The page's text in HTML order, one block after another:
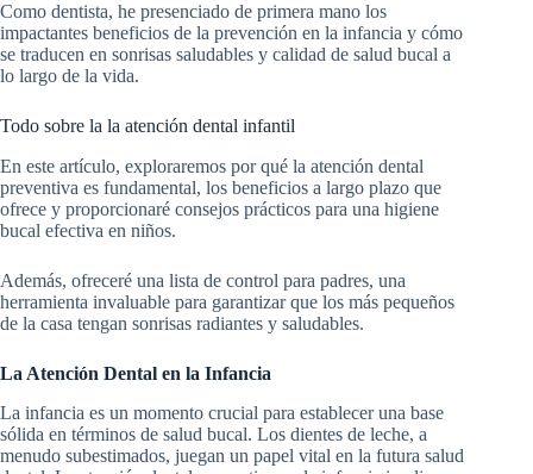
Como dentista, he presenciado de primera mano los
impactantes beneficios de la prevención en la infancia y cómo
se traducen en sonrisas saludables y calidad de salud bucal a
lo largo de la vida.
Todo sobre la la atención dental infantil
En este artículo, exploraremos por qué la atención dental
preventiva es fundamental, los beneficios a largo plazo que
ofrece y proporcionaré consejos prácticos para una higiene
bucal efectiva en niños.
Además, ofreceré una lista de control para padres, una
herramienta invaluable para garantizar que los más pequeños
de la casa tengan sonrisas radiantes y saludables.
La Atención Dental en la Infancia
La infancia es un momento crucial para establecer una base
sólida en términos de salud bucal. Los dientes de leche, a
menudo subestimados, juegan un papel vital en la futura salud